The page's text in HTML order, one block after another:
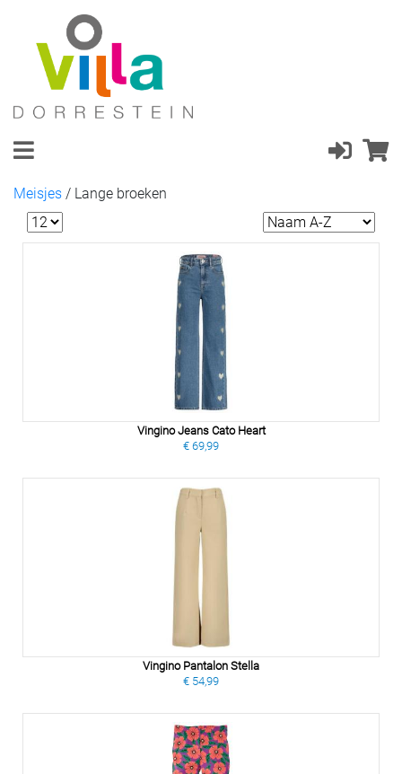
Meisjes / Lange broeken
Vingino Jeans Cato Heart
€ 69,99
Vingino Pantalon Stella
€ 54,99